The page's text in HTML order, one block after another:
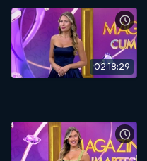
02:18:29